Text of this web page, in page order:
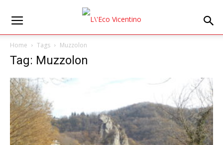
Home Tags Muzzolon
Tag: Muzzolon